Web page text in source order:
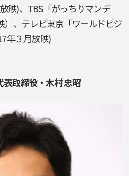
映)、TBS「がっちりマンデ
）、テレビ東京「ワールドビジ
年３月放映)
取締役・木村 忠昭